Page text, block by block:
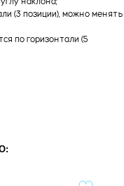
(3 позиции), можно менять
по горизонтали (5